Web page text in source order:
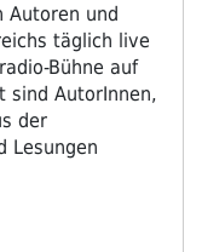
Autoren und
täglich live
Bühne auf
sind AutorInnen,
der
Lesungen